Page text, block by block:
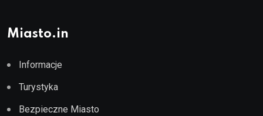
Miasto.in
Informacje
Turystyka
Bezpieczne Miasto